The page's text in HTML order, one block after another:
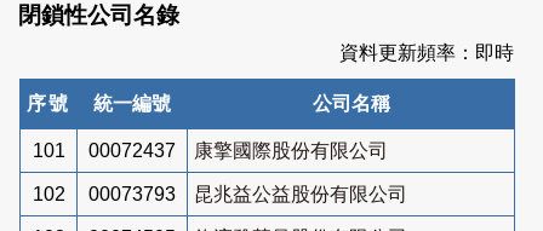
閉鎖性公司名錄
資料更新頻率：即時
序號 統一編號 公司名稱
101 00072437 康擎國際股份有限公司
102 00073793 昆兆益公益股份有限公司